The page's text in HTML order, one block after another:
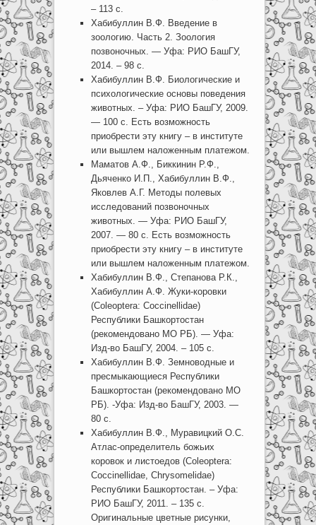
– 113 с.
Хабибуллин В.Ф. Введение в
зоологию. Часть 2. Зоология
позвоночных. — Уфа: РИО БашГУ,
2014. – 98 с.
Хабибуллин В.Ф. Биологические и
психологические основы поведения
животных. – Уфа: РИО БашГУ, 2009.
— 100 с. Есть возможность
приобрести эту книгу – в институте
или вышлем наложенным платежом.
Маматов А.Ф., Биккинин Р.Ф.,
Дьяченко И.П., Хабибуллин В.Ф.,
Яковлев А.Г. Методы полевых
исследований позвоночных
животных. — Уфа: РИО БашГУ,
2007. — 80 с. Есть возможность
приобрести эту книгу – в институте
или вышлем наложенным платежом.
Хабибуллин В.Ф., Степанова Р.К.,
Хабибуллин А.Ф. Жуки-коровки
(Coleoptera: Coccinellidae)
Республики Башкортостан
(рекомендовано МО РБ). — Уфа:
Изд-во БашГУ, 2004. – 105 с.
Хабибуллин В.Ф. Земноводные и
пресмыкающиеся Республики
Башкортостан (рекомендовано МО
РБ). -Уфа: Изд-во БашГУ, 2003. —
80 с.
Хабибуллин В.Ф., Муравицкий О.С.
Атлас-определитель божьих
коровок и листоедов (Coleoptera:
Coccinellidae, Chrysomelidae)
Республики Башкортостан. – Уфа:
РИО БашГУ, 2011. – 135 с.
Оригинальные цветные рисунки,